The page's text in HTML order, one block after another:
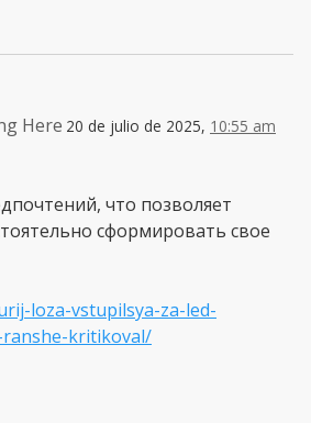
Here 20 de julio de 2025, 10:55 am
что позволяет
сформировать свое
loza-vstupilsya-za-led-
kritikoval/